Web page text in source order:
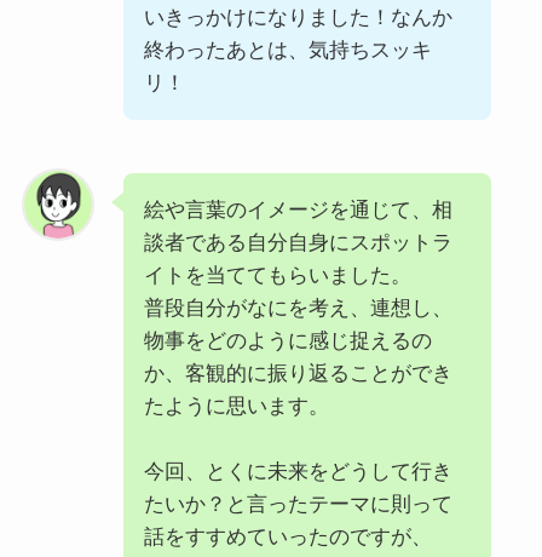
いきっかけになりました！なんか
終わったあとは、気持ちスッキ
リ！
絵や言葉のイメージを通じて、相
談者である自分自身にスポットラ
イトを当ててもらいました。
普段自分がなにを考え、連想し、
物事をどのように感じ捉えるの
か、客観的に振り返ることができ
たように思います。
今回、とくに未来をどうして行き
たいか？と言ったテーマに則って
話をすすめていったのですが、